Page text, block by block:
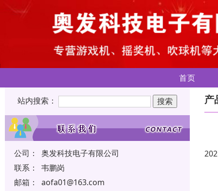
首页
站内搜索：
公司：
奥发科技电子有限公司
联系：
韦鹏岗
邮箱：
aofa01@163.com
产